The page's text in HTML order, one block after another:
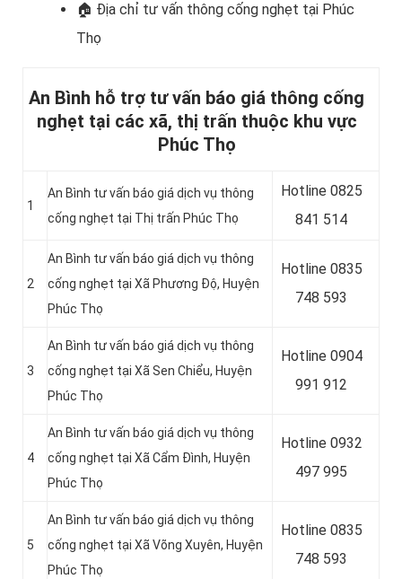
🏠 Địa chỉ tư vấn thông cống nghẹt tại Phúc
Thọ
An Bình hỗ trợ tư vấn báo giá thông cống
nghẹt tại các xã, thị trấn thuộc khu vực
Phúc Thọ
1
An Bình tư vấn báo giá dịch vụ thông
cống nghẹt tại Thị trấn Phúc Thọ
Hotline 0825
841 514
2
An Bình tư vấn báo giá dịch vụ thông
cống nghẹt tại Xã Phương Độ, Huyện
Phúc Thọ
Hotline 0835
748 593
3
An Bình tư vấn báo giá dịch vụ thông
cống nghẹt tại Xã Sen Chiểu, Huyện
Phúc Thọ
Hotline 0904
991 912
4
An Bình tư vấn báo giá dịch vụ thông
cống nghẹt tại Xã Cẩm Đình, Huyện
Phúc Thọ
Hotline 0932
497 995
5
An Bình tư vấn báo giá dịch vụ thông
cống nghẹt tại Xã Võng Xuyên, Huyện
Phúc Thọ
Hotline 0835
748 593